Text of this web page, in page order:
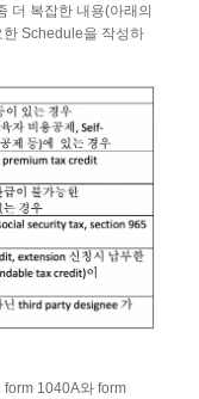
더 복잡한 내용(아래의
Schedule을 작성하
form 1040A와 form